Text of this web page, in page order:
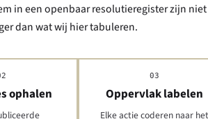
in een openbaar resolutieregister zijn
dan wat wij hier tabuleren.
ophalen
03
Oppervlak labelen
Elke actie coderen naar het